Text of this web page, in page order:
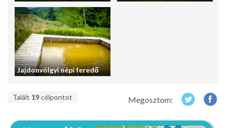
Jajdonvölgyi népi feredő
Talált 19célpontot Megosztom: